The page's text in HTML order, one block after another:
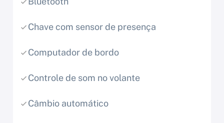
Chave com sensor de presença
Computador de bordo
Controle de som no volante
Câmbio automático